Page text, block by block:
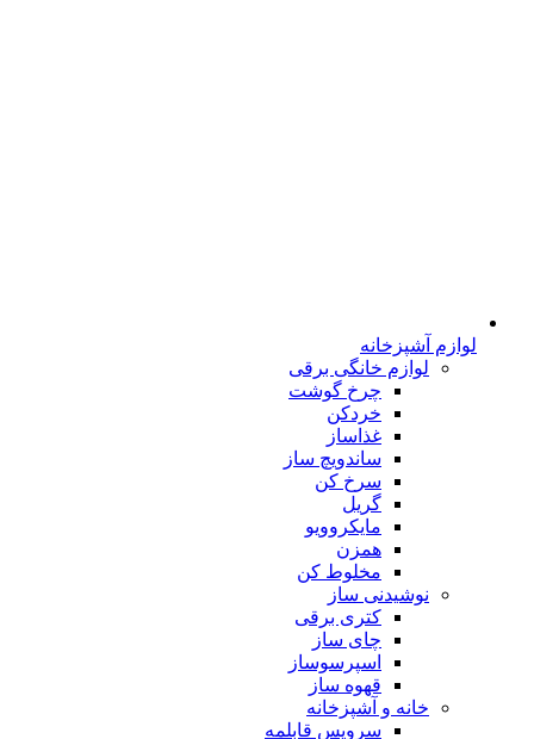
لوازم آشپزخانه
لوازم خانگی برقی
چرخ گوشت
خردکن
غذاساز
ساندویچ ساز
سرخ کن
گریل
مایکروویو
همزن
مخلوط کن
نوشیدنی ساز
کتری برقی
چای ساز
اسپرسوساز
قهوه ساز
خانه و آشپزخانه
سرویس قابلمه